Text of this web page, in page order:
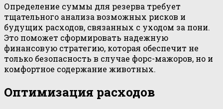
Определение суммы для резерва требует
тщательного анализа возможных рисков и
будущих расходов, связанных с уходом за пони.
Это поможет сформировать надежную
финансовую стратегию, которая обеспечит не
только безопасность в случае форс-мажоров, но и
комфортное содержание животных.
Оптимизация расходов